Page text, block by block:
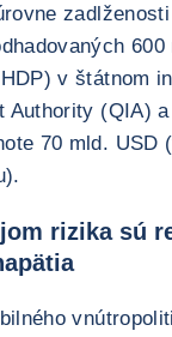
v štátnom
Authority (QIA)
70 mld. USD
rizika sú